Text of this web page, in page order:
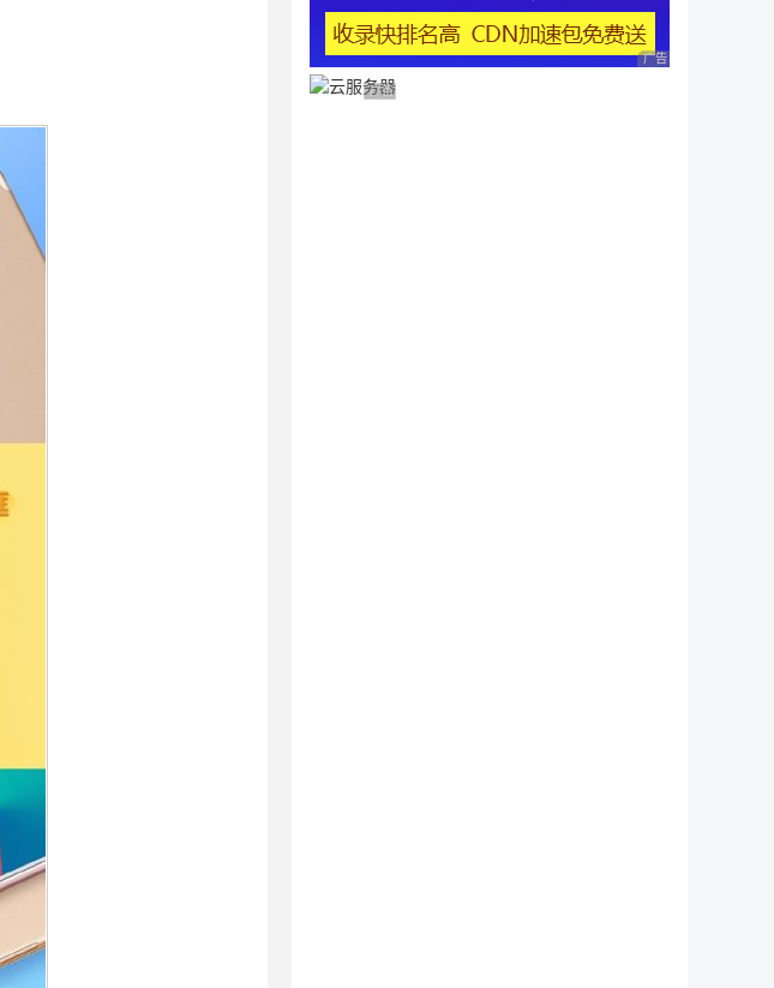
广告 商业广告，理性
广告 商业广告，理性选择